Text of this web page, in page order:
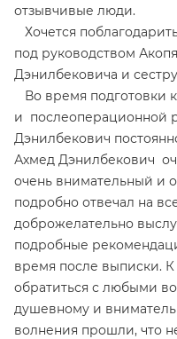
отзывчивые люди.
Хочется
под руководством
Дэнилбековича и
Во время подготовки
и послеоперационной
Дэнилбекович
Ахмед Дэнилбекович
очень внимательный и
подробно отвечал на
доброжелательно
подробные
время после выписки.
обратиться с любыми
душевному и
волнения прошли, что